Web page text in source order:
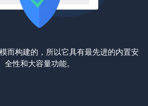
而构建的，所以它具有最先进的内置安
全性和大容量功能。